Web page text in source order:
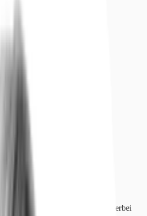
bei dem eine komplette
+ Braun Areals erfolgte. Hierbei